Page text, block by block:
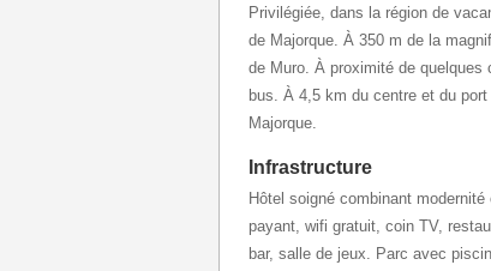
Privilégiée, dans la région de
de Majorque. À 350 m de la
de Muro. À proximité de quelques
bus. À 4,5 km du centre et du
Majorque.
Infrastructure
Hôtel soigné combinant
payant, wifi gratuit, coin TV,
bar, salle de jeux. Parc avec